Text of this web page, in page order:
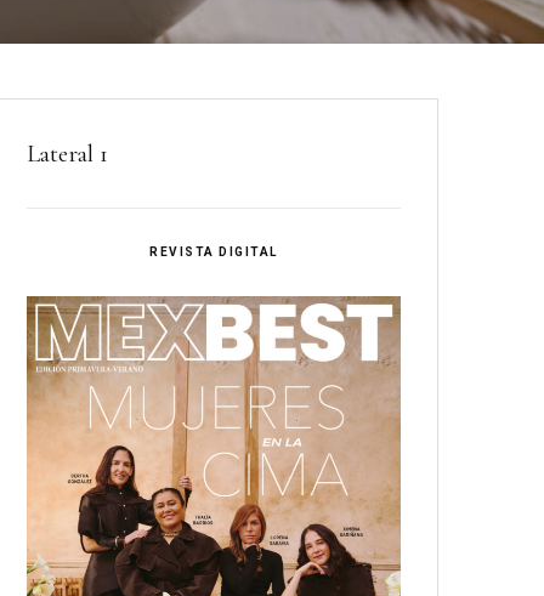
Lateral 1
REVISTA DIGITAL